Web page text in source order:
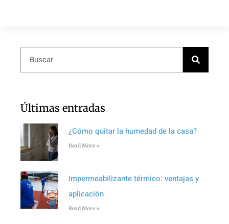
Últimas entradas
¿Cómo quitar la humedad de la casa?
Read More »
Impermeabilizante térmico: ventajas y
aplicación
Read More »